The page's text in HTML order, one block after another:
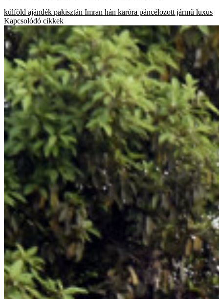
külföld ajándék pakisztán Imran hán karóra páncélozott jármű luxus
Kapcsolódó cikkek